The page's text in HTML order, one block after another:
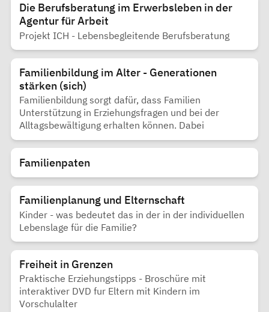
Die Berufsberatung im Erwerbsleben in der
Agentur für Arbeit
Projekt ICH - Lebensbegleitende Berufsberatung
Familienbildung im Alter - Generationen
stärken (sich)
Familienbildung sorgt dafür, dass Familien
Unterstützung in Erziehungsfragen und bei der
Alltagsbewältigung erhalten können. Dabei
Familienpaten
Familienplanung und Elternschaft
Kinder - was bedeutet das in der in der individuellen
Lebenslage für die Familie?
Freiheit in Grenzen
Praktische Erziehungstipps - Broschüre mit
interaktiver DVD fur Eltern mit Kindern im
Vorschulalter